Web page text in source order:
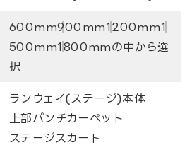
600mm│900mm│1200mm│1
500mm│1800mmの中から選
択
ランウェイ(ステージ)本体
上部パンチカーペット
ステージスカート